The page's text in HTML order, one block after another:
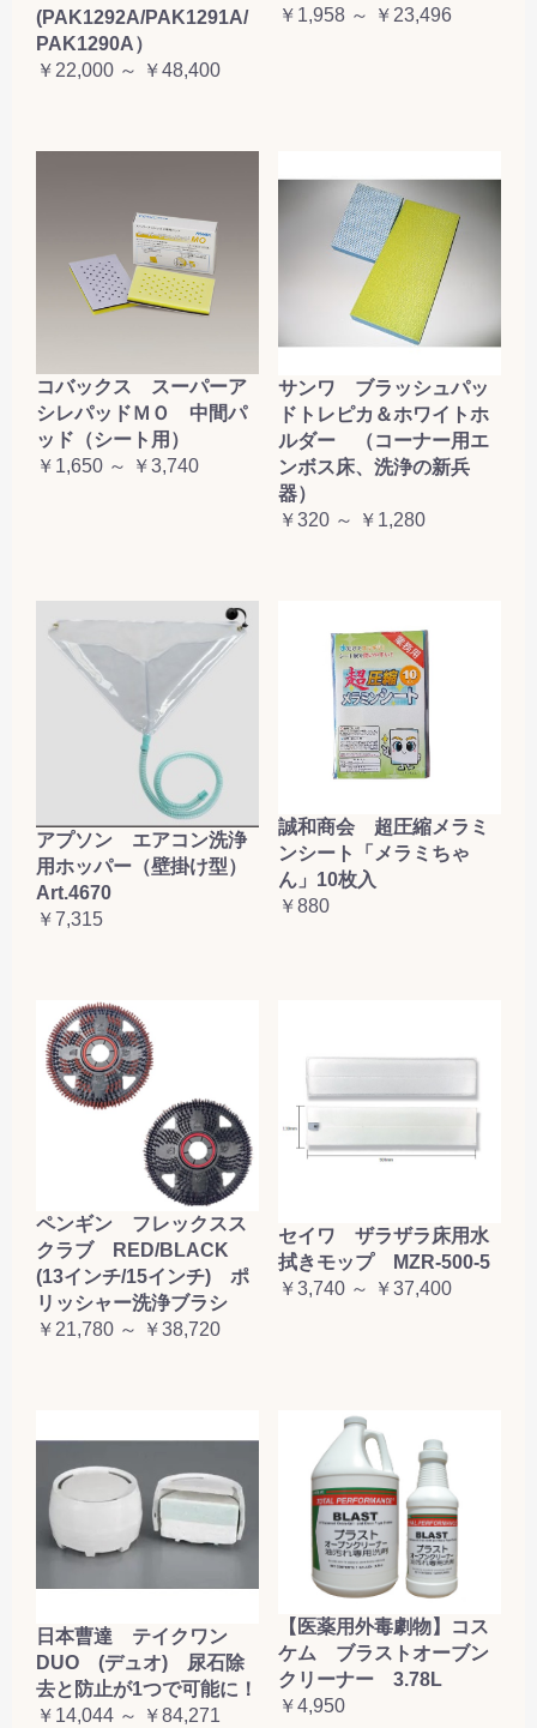
(PAK1292A/PAK1291A/
PAK1290A）
￥22,000 ～ ￥48,400
￥1,958 ～ ￥23,496
コバックス スーパーア
シレパッドＭＯ 中間パ
ッド（シート用）
￥1,650 ～ ￥3,740
サンワ ブラッシュパッ
ドトレピカ＆ホワイトホ
ルダー （コーナー用エ
ンボス床、洗浄の新兵
器）
￥320 ～ ￥1,280
アプソン エアコン洗浄
用ホッパー（壁掛け型）
Art.4670
￥7,315
誠和商会 超圧縮メラミ
ンシート「メラミちゃ
ん」10枚入
￥880
ペンギン フレックスス
クラブ RED/BLACK
(13インチ/15インチ) ポ
リッシャー洗浄ブラシ
￥21,780 ～ ￥38,720
セイワ ザラザラ床用水
拭きモップ MZR-500-5
￥3,740 ～ ￥37,400
日本曹達 テイクワン
DUO (デュオ) 尿石除
去と防止が1つで可能に！
￥14,044 ～ ￥84,271
【医薬用外毒劇物】コス
ケム ブラストオーブン
クリーナー 3.78L
￥4,950